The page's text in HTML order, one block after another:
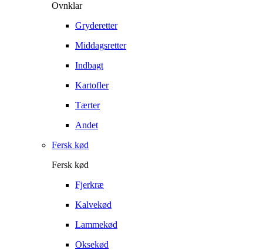
Ovnklar
Gryderetter
Middagsretter
Indbagt
Kartofler
Tærter
Andet
Fersk kød
Fersk kød
Fjerkræ
Kalvekød
Lammekød
Oksekød